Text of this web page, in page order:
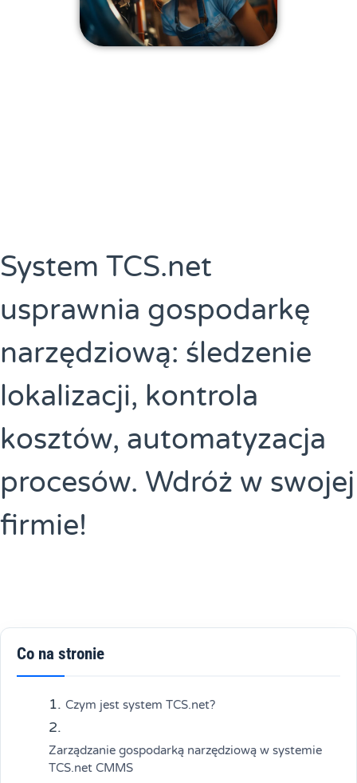
System TCS.net
usprawnia gospodarkę
narzędziową: śledzenie
lokalizacji, kontrola
kosztów, automatyzacja
procesów. Wdróż w swojej
firmie!
Co na stronie
Czym jest system TCS.net?
Zarządzanie gospodarką narzędziową w systemie
TCS.net CMMS